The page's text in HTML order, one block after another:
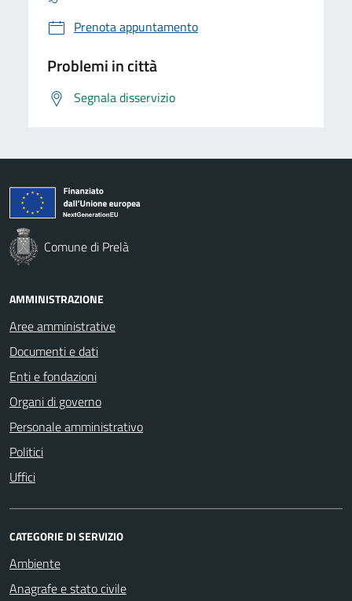
Prenota appuntamento
Problemi in città
Segnala disservizio
Comune di Prelà
AMMINISTRAZIONE
Aree amministrative
Documenti e dati
Enti e fondazioni
Organi di governo
Personale amministrativo
Politici
Uffici
CATEGORIE DI SERVIZIO
Ambiente
Anagrafe e stato civile